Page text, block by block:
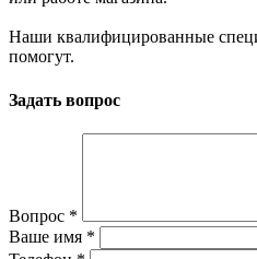
Наши квалифицированные
помогут.
Задать вопрос
Вопрос *
Ваше имя *